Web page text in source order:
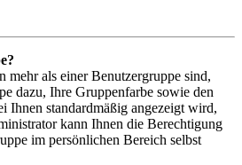
mehr als einer Benutzergruppe sind,
dazu, Ihre Gruppenfarbe sowie den
Ihnen standardmäßig angezeigt wird,
kann Ihnen die Berechtigung
im persönlichen Bereich selbst